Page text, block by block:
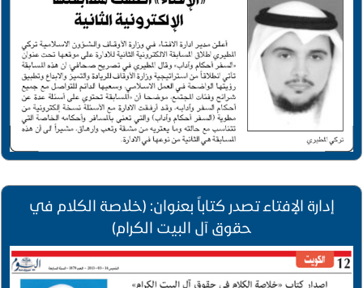
إدارة الإفتاء تصدر كتاباً بعنوان: (خلاصة الكلام في
حقوق آل البيت الكرام)